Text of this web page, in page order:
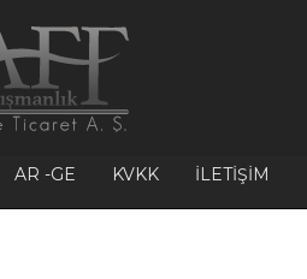
AR -GE KVKK İLETIŞIM